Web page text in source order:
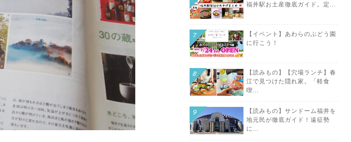
福井駅お土産徹底ガイド。定...
【イベント】あわらのぶどう園
に行こう！
【読みもの】【穴場ランチ】春
江で見つけた隠れ家。「軽食
喫...
【読みもの】サンドーム福井を
地元民が徹底ガイド！遠征勢
に...